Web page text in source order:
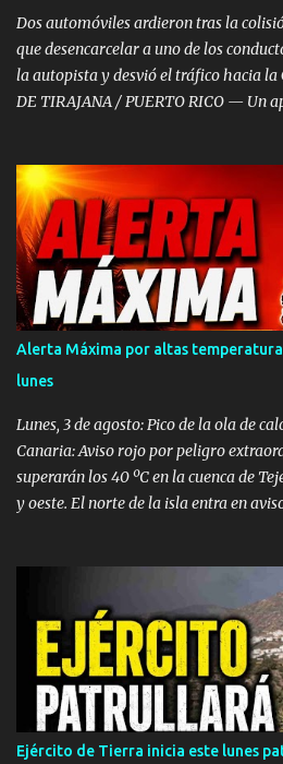
incluyó el helicóptero medicalizado
Canario (SUC) junto a...
Dos automóviles ardieron tras la
que desencarcelar a uno de los
la autopista y desvió el tráfico hacia la
DE TIRAJANA / PUERTO RICO — Un
amplio despliegue de emergencias en
choque en cadena, en el que se vieron
vehículos —entre ellos una guagua—,
heridas de diversa consideración , dos
autopista GC-1 temporalmente
sobre las 07:50 horas a la altura del
autopista GC-1, en el municipio de San
justo tras rebasar el último túnel en
coches incendiados y un conductor
el Centro Coordinador de Emergencias
Alerta Máxima por altas
lunes
Lunes, 3 de agosto: Pico de la ola de
Canaria: Aviso rojo por peligro
superarán los 40 ºC en la cuenca de
y oeste. El norte de la isla entra en
(medianías y costas). Avisos amarillos
metropolitana y norte. Lanzarote,
Gomera y El Hierro: Avisos amarillos
de 35 ºC (con picos de 37 ºC).
Gomera y Lanzarote. Densa calima
Calor extremo persistente en Gran
Canaria: Mantiene el aviso naranja con
Ejército de Tierra inicia este lunes